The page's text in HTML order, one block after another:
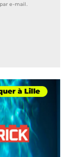
e-mail.